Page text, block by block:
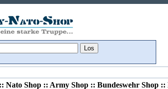
Nato Shop :: Army Shop :: Bundeswehr Shop